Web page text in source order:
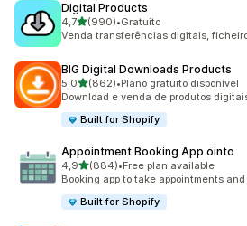
Digital Products
4,7de 5 estrelas
(990)
990 total de avaliações
•Gratuito
Venda transferências digitais,
BIG Digital Downloads Products
5,0de 5 estrelas
(862)
862 total de avaliações
•Plano gratuito disponível
Download e venda de produtos
Built for Shopify
Appointment Booking App ointo
4,9de 5 estrelas
(884)
884 total de avaliações
•Free plan available
Booking app to take appointments
Built for Shopify